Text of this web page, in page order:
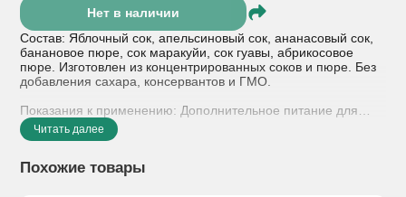
Нет в наличии
Состав: Яблочный сок, апельсиновый сок, ананасовый сок,
банановое пюре, сок маракуйи, сок гуавы, абрикосовое
пюре. Изготовлен из концентрированных соков и пюре. Без
добавления сахара, консервантов и ГМО.
Показания к применению: Дополнительное питание для
детей раннего возраста (от 8 месяцев). Рекомендуется в
качестве источника витаминов и энергии, для расширения
Читать далее
Похожие товары